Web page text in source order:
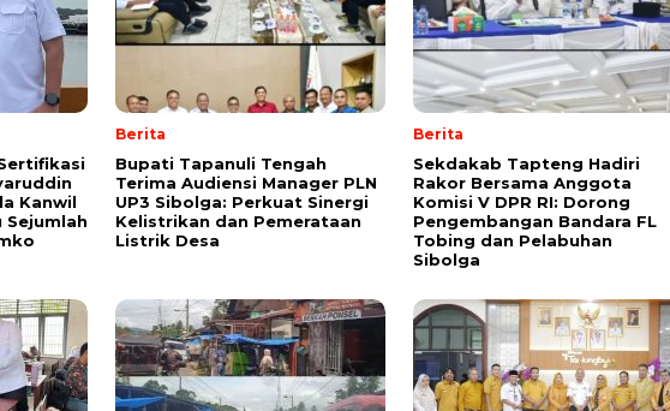
Kanwil
Sejumlah
Berita
Bupati Tapanuli Tengah
Terima Audiensi Manager PLN
UP3 Sibolga: Perkuat Sinergi
Kelistrikan dan Pemerataan
Listrik Desa
Berita
Sekdakab Tapteng Hadiri
Rakor Bersama Anggota
Komisi V DPR RI: Dorong
Pengembangan Bandara FL
Tobing dan Pelabuhan
Sibolga